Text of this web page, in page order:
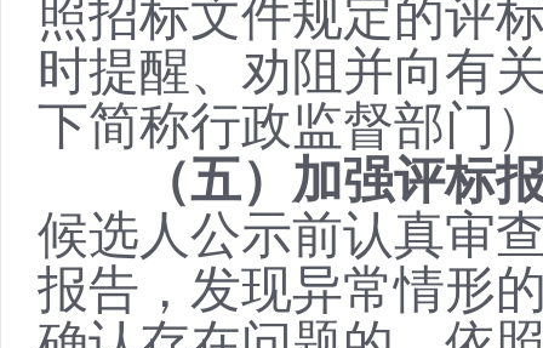
照招标文件规定的评
时提醒、劝阻并向有
下简称行政监督部门
（五）加强评标
候选人公示前认真审
报告，发现异常情形